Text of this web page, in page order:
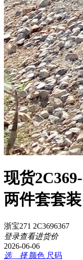
现货
两件套套装
浙宝271 2C3696367
登录查看进货价
2026-06-06
选 择 颜色 尺码